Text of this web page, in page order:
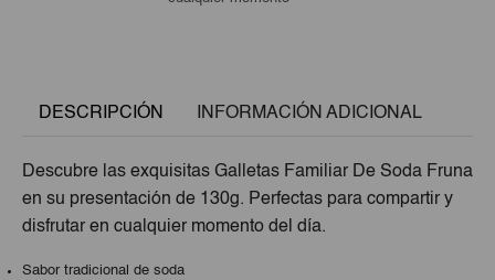
DESCRIPCIÓN INFORMACIÓN ADICIONAL
Descubre las exquisitas Galletas Familiar De Soda Fruna
en su presentación de 130g. Perfectas para compartir y
disfrutar en cualquier momento del día.
Sabor tradicional de soda